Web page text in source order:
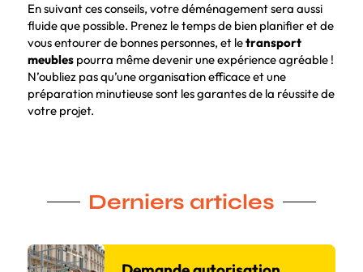
En suivant ces conseils, votre déménagement sera aussi
fluide que possible. Prenez le temps de bien planifier et de
vous entourer de bonnes personnes, et letransport
meubles pourra même devenir une expérience agréable !
N’oubliez pas qu’une organisation efficace et une
préparation minutieuse sont les garantes de la réussite de
votre projet.
Derniers articles